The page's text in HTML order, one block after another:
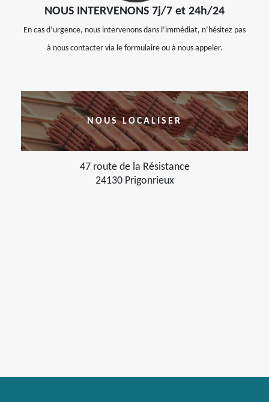
NOUS INTERVENONS 7j/7 et 24h/24
En cas d’urgence, nous intervenons dans l’immédiat, n’hésitez pas
à nous contacter via le formulaire ou à nous appeler.
NOUS LOCALISER
47 route de la Résistance
24130 Prigonrieux